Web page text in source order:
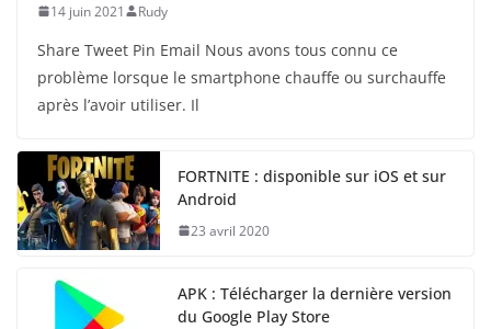
14 juin 2021 Rudy
Share Tweet Pin Email Nous avons tous connu ce
problème lorsque le smartphone chauffe ou surchauffe
après l’avoir utiliser. Il
FORTNITE : disponible sur iOS et sur
Android
23 avril 2020
APK : Télécharger la dernière version
du Google Play Store